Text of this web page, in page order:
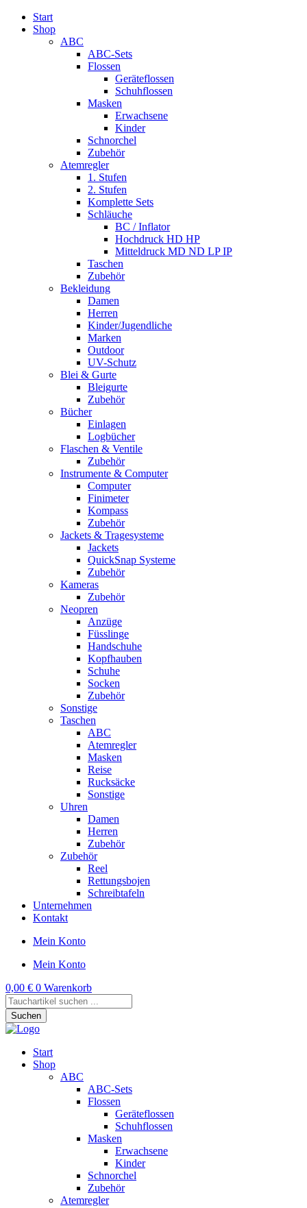
Start
Shop
ABC
ABC-Sets
Flossen
Geräteflossen
Schuhflossen
Masken
Erwachsene
Kinder
Schnorchel
Zubehör
Atemregler
1. Stufen
2. Stufen
Komplette Sets
Schläuche
BC / Inflator
Hochdruck HD HP
Mitteldruck MD ND LP IP
Taschen
Zubehör
Bekleidung
Damen
Herren
Kinder/Jugendliche
Marken
Outdoor
UV-Schutz
Blei & Gurte
Bleigurte
Zubehör
Bücher
Einlagen
Logbücher
Flaschen & Ventile
Zubehör
Instrumente & Computer
Computer
Finimeter
Kompass
Zubehör
Jackets & Tragesysteme
Jackets
QuickSnap Systeme
Zubehör
Kameras
Zubehör
Neopren
Anzüge
Füsslinge
Handschuhe
Kopfhauben
Schuhe
Socken
Zubehör
Sonstige
Taschen
ABC
Atemregler
Masken
Reise
Rucksäcke
Sonstige
Uhren
Damen
Herren
Zubehör
Zubehör
Reel
Rettungsbojen
Schreibtafeln
Unternehmen
Kontakt
Mein Konto
Mein Konto
0,00 € 0 Warenkorb
Products
search
Suchen
Start
Shop
ABC
ABC-Sets
Flossen
Geräteflossen
Schuhflossen
Masken
Erwachsene
Kinder
Schnorchel
Zubehör
Atemregler